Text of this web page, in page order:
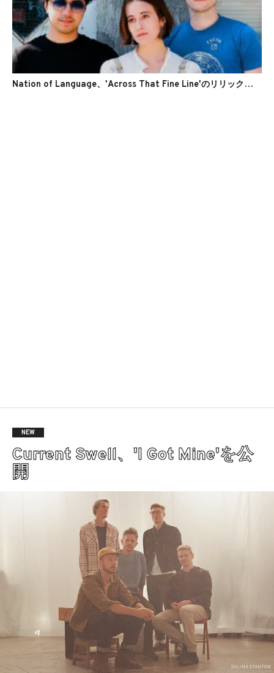
Nation of Language、'Across That Fine Line'のリリックビデオを公開
NEW
Current Swell、'I Got Mine'を公
開
SALINA STANTON